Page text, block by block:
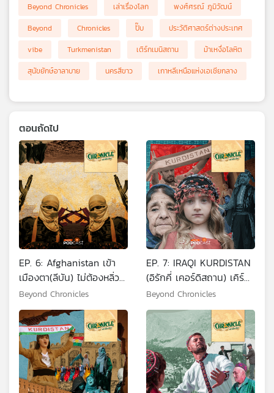
Beyond Chronicles
เล่าเรื่องโลก
พงศ์ศรณ์ ภูมิวัฒน์
Beyond
Chronicles ปั๊บ
ประวัติศาสตร์ต่างประเทศ
vibe
Turkmenistan เติร์กเมนิสถาน
ม้าเหงื่อโลหิต
สุนัขยักษ์อาลาบาย
นครสีขาว เกาหลีเหนือแห่งเอเชียกลาง
ตอนถัดไป
EP. 6: Afghanistan เข้า
เมืองตา(ลีบัน) ไม่ต้องหลิ่ว
ตาตาม
Beyond Chronicles
EP. 7: IRAQI KURDISTAN
(อิรักคี่ เคอร์ดิสถาน) เคิร์ด
คือใครในอิรัก
Beyond Chronicles